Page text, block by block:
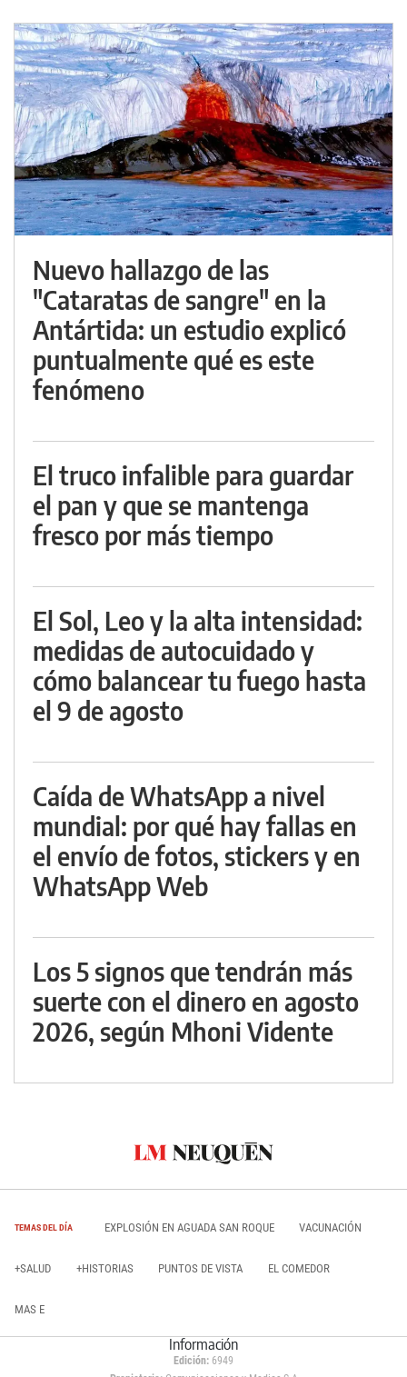
Nuevo hallazgo de las
"Cataratas de sangre" en la
Antártida: un estudio explicó
puntualmente qué es este
fenómeno
El truco infalible para guardar
el pan y que se mantenga
fresco por más tiempo
El Sol, Leo y la alta intensidad:
medidas de autocuidado y
cómo balancear tu fuego hasta
el 9 de agosto
Caída de WhatsApp a nivel
mundial: por qué hay fallas en
el envío de fotos, stickers y en
WhatsApp Web
Los 5 signos que tendrán más
suerte con el dinero en agosto
2026, según Mhoni Vidente
TEMAS DEL DÍA EXPLOSIÓN EN AGUADA SAN ROQUE VACUNACIÓN
+SALUD +HISTORIAS PUNTOS DE VISTA EL COMEDOR
MAS E
Información
Edición: 6949